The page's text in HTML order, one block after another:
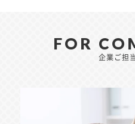
FOR
企業ご担